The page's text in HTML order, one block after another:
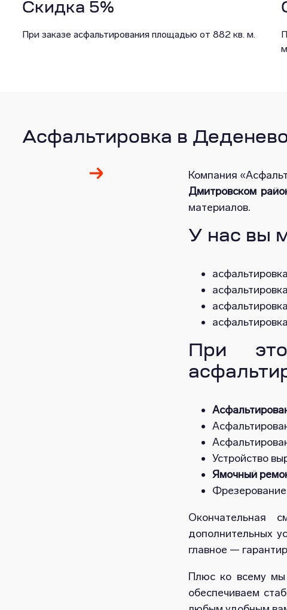
Скидка 5%
При заказе асфальтирования площадью от 882 кв. м.
Асфальтировка в
Компания
Дмитровском
материалов.
У нас вы
При
Устройство
Ямочный
Окончательная
дополнительных
главное —
Плюс ко всему мы
обеспечиваем